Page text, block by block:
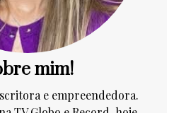
mim!
e empreendedora.